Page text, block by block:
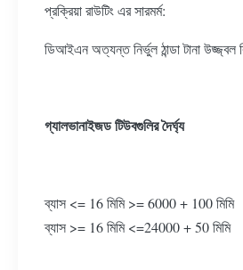
প্রক্রিয়া রাউটিং এর সারমর্ম:
ডিআইএন অত্যন্ত নির্ভুল ঠান্ডা টানা উজ্জ্বল
গ্যালভানাইজড টিউবগুলির দৈর্ঘ্য
ব্যাস <= 16 মিমি >= 6000 + 100 মিমি
ব্যাস >= 16 মিমি <=24000 + 50 মিমি